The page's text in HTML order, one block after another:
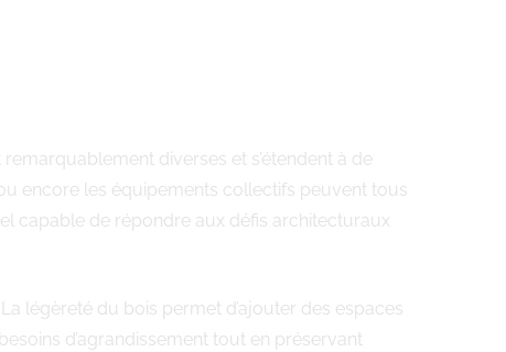
diverses et s’étendent à de
encore les équipements collectifs peuvent tous
capable de répondre aux défis architecturaux
légèreté du bois permet d’ajouter des espaces
d’agrandissement tout en préservant